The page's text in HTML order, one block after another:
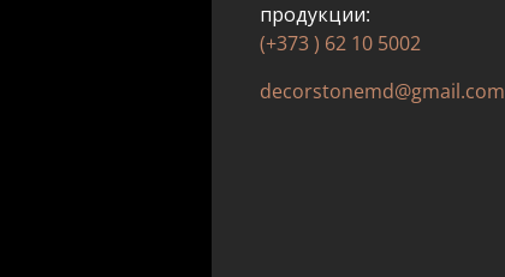
продукции:
(+373 ) 62 10 5002
decorstonemd@gmail.com